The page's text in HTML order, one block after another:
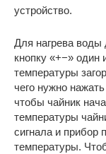
устройство.
Для нагрева
кнопку «+−» один
температуры
чего нужно
чтобы чайник
температуры
сигнала и прибор
температуры.